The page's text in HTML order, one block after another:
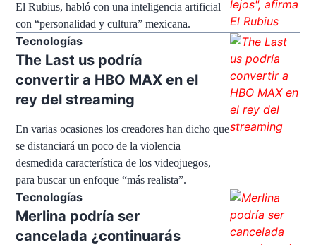
El Rubius, habló con una inteligencia artificial
con “personalidad y cultura” mexicana.
Tecnologías
The Last us podría
convertir a HBO MAX en el
rey del streaming
En varias ocasiones los creadores han dicho que
se distanciará un poco de la violencia
desmedida característica de los videojuegos,
para buscar un enfoque “más realista”.
Tecnologías
Merlina podría ser
cancelada ¿continuarás